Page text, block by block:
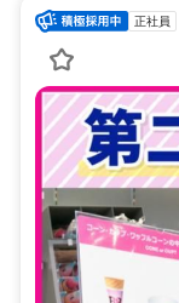
正社員